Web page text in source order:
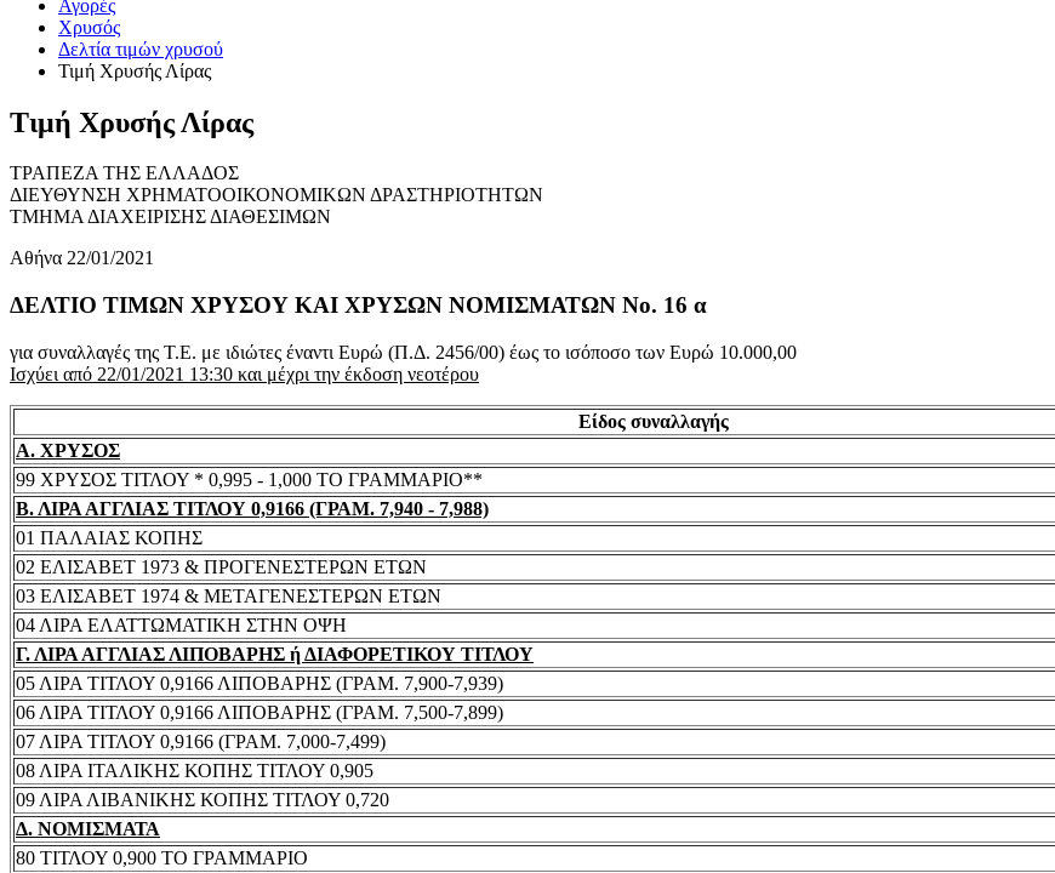
Αγορές
Χρυσός
Δελτία τιμών χρυσού
Τιμή Χρυσής Λίρας
Τιμή Χρυσής Λίρας
ΤΡΑΠΕΖΑ ΤΗΣ ΕΛΛΑΔΟΣ
ΔΙΕΥΘΥΝΣΗ ΧΡΗΜΑΤΟΟΙΚΟΝΟΜΙΚΩΝ ΔΡΑΣΤΗΡΙΟΤΗΤΩΝ
ΤΜΗΜΑ ΔΙΑΧΕΙΡΙΣΗΣ ΔΙΑΘΕΣΙΜΩΝ
Αθήνα 22/01/2021
ΔΕΛΤΙΟ ΤΙΜΩΝ ΧΡΥΣΟΥ ΚΑΙ ΧΡΥΣΩΝ ΝΟΜΙΣΜΑΤΩΝ No. 16 α
για συναλλαγές της Τ.Ε. με ιδιώτες έναντι Ευρώ (Π.Δ. 2456/00) έως το ισόποσο των Ευρώ 10.000,00
Ισχύει από 22/01/2021 13:30 και μέχρι την έκδοση νεοτέρου
Είδος συναλλαγής
Α. ΧΡΥΣΟΣ
99 ΧΡΥΣΟΣ ΤΙΤΛΟΥ * 0,995 - 1,000 ΤΟ ΓΡΑΜΜΑΡΙΟ**
Β. ΛΙΡΑ ΑΓΓΛΙΑΣ ΤΙΤΛΟΥ 0,9166 (ΓΡΑΜ. 7,940 - 7,988)
01 ΠΑΛΑΙΑΣ ΚΟΠΗΣ
02 ΕΛΙΣΑΒΕΤ 1973 & ΠΡΟΓΕΝΕΣΤΕΡΩΝ ΕΤΩΝ
03 ΕΛΙΣΑΒΕΤ 1974 & ΜΕΤΑΓΕΝΕΣΤΕΡΩΝ ΕΤΩΝ
04 ΛΙΡΑ ΕΛΑΤΤΩΜΑΤΙΚΗ ΣΤΗΝ ΟΨΗ
Γ. ΛΙΡΑ ΑΓΓΛΙΑΣ ΛΙΠΟΒΑΡΗΣ ή ΔΙΑΦΟΡΕΤΙΚΟΥ ΤΙΤΛΟΥ
05 ΛΙΡΑ ΤΙΤΛΟΥ 0,9166 ΛΙΠΟΒΑΡΗΣ (ΓΡΑΜ. 7,900-7,939)
06 ΛΙΡΑ ΤΙΤΛΟΥ 0,9166 ΛΙΠΟΒΑΡΗΣ (ΓΡΑΜ. 7,500-7,899)
07 ΛΙΡΑ ΤΙΤΛΟΥ 0,9166 (ΓΡΑΜ. 7,000-7,499)
08 ΛΙΡΑ ΙΤΑΛΙΚΗΣ ΚΟΠΗΣ ΤΙΤΛΟΥ 0,905
09 ΛΙΡΑ ΛΙΒΑΝΙΚΗΣ ΚΟΠΗΣ ΤΙΤΛΟΥ 0,720
Δ. ΝΟΜΙΣΜΑΤΑ
80 ΤΙΤΛΟΥ 0,900 ΤΟ ΓΡΑΜΜΑΡΙΟ